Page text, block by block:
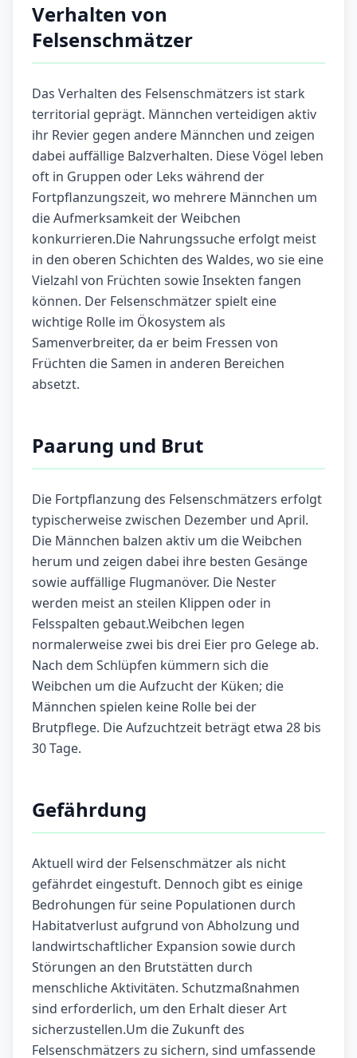
Verhalten von
Felsenschmätzer
Das Verhalten des Felsenschmätzers ist stark
territorial geprägt. Männchen verteidigen aktiv
ihr Revier gegen andere Männchen und zeigen
dabei auffällige Balzverhalten. Diese Vögel leben
oft in Gruppen oder Leks während der
Fortpflanzungszeit, wo mehrere Männchen um
die Aufmerksamkeit der Weibchen
konkurrieren.Die Nahrungssuche erfolgt meist
in den oberen Schichten des Waldes, wo sie eine
Vielzahl von Früchten sowie Insekten fangen
können. Der Felsenschmätzer spielt eine
wichtige Rolle im Ökosystem als
Samenverbreiter, da er beim Fressen von
Früchten die Samen in anderen Bereichen
absetzt.
Paarung und Brut
Die Fortpflanzung des Felsenschmätzers erfolgt
typischerweise zwischen Dezember und April.
Die Männchen balzen aktiv um die Weibchen
herum und zeigen dabei ihre besten Gesänge
sowie auffällige Flugmanöver. Die Nester
werden meist an steilen Klippen oder in
Felsspalten gebaut.Weibchen legen
normalerweise zwei bis drei Eier pro Gelege ab.
Nach dem Schlüpfen kümmern sich die
Weibchen um die Aufzucht der Küken; die
Männchen spielen keine Rolle bei der
Brutpflege. Die Aufzuchtzeit beträgt etwa 28 bis
30 Tage.
Gefährdung
Aktuell wird der Felsenschmätzer als nicht
gefährdet eingestuft. Dennoch gibt es einige
Bedrohungen für seine Populationen durch
Habitatverlust aufgrund von Abholzung und
landwirtschaftlicher Expansion sowie durch
Störungen an den Brutstätten durch
menschliche Aktivitäten. Schutzmaßnahmen
sind erforderlich, um den Erhalt dieser Art
sicherzustellen.Um die Zukunft des
Felsenschmätzers zu sichern, sind umfassende